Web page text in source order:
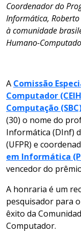
Coordenador do
Informática,
à comunidade
Humano-
A Comissão
Computador
Computação
(30) o nome do
Informática (DInf)
(UFPR) e
em Informática
vencedor do
A honraria é um
pesquisador para
êxito da
Computador.